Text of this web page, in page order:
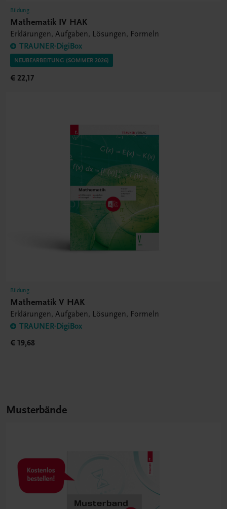
Bildung
Mathematik IV HAK
Erklärungen, Aufgaben, Lösungen, Formeln
TRAUNER-DigiBox
NEUBEARBEITUNG (SOMMER 2026)
€ 22,17
Bildung
Mathematik V HAK
Erklärungen, Aufgaben, Lösungen, Formeln
TRAUNER-DigiBox
€ 19,68
Musterbände